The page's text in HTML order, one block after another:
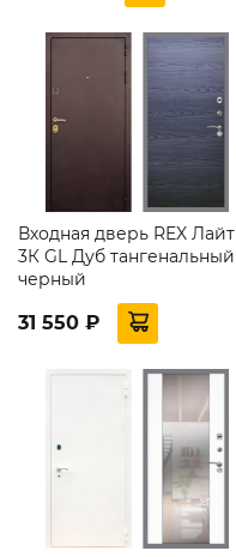
Входная дверь REX Лайт
3К GL Дуб тангенальный
черный
31 550 ₽